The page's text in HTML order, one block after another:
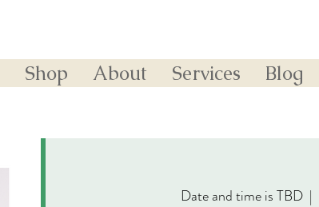
Shop About Services Blog
Date and time is TBD
  |